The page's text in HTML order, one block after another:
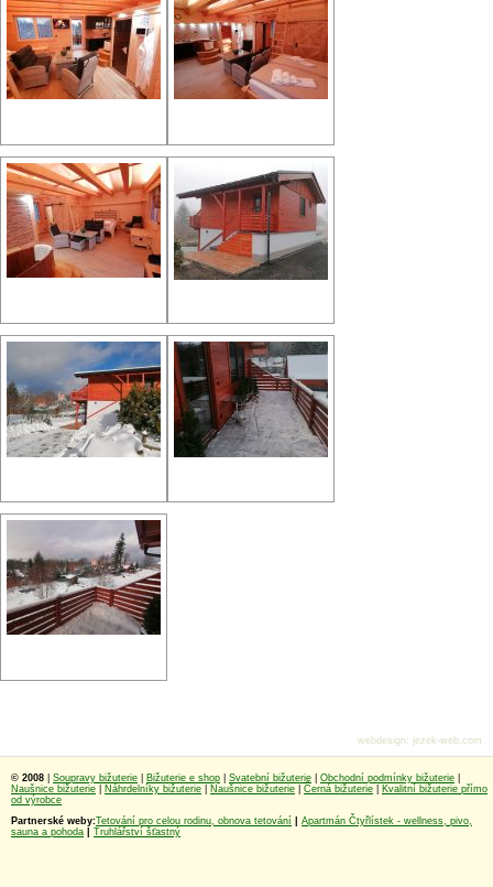
© 2008 Soupravy bižuterie Bižuterie e shop Svatební bižuterie Obchodní podmínky bižuterie
Naušnice bižuterie
Náhrdelníky bižuterie Naušnice bižuterie Černá bižuterie
Kvalitní bižuterie přímo
od výrobce
Partnerské weby:Tetování pro celou rodinu, obnova tetování
Apartmán Čtyřlístek - wellness, pivo,
sauna a pohoda
Truhlářství šťastný
webdesign: jezek-web.com